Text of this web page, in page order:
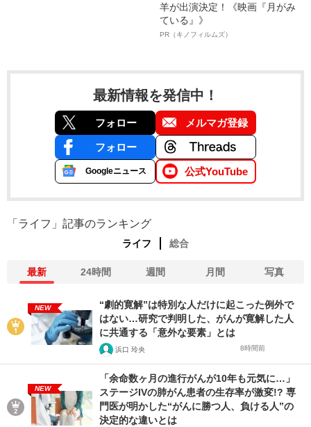
羊が出演決定！《映画『月がみ
ている』》
PR（キノフィルムズ）
最新情報を発信中！
フォロー メルマガ登録
フォロー
Googleニュース 公式YouTube
「ライフ」記事のランキング
ライフ 総合
最新 24時間 週間 月間 写真
NEW
“劇的寛解”は特別な人だけに起こった例外で
はない…研究で判明した、がんが寛解した人
に共通する「意外な要素」とは
浜口 玲央 8時間前
NEW
「余命数ヶ月の進行がんが10年も元気に…」
ステージIVの肺がん患者の生存率が激変!? 専
門医が明かした“がんに勝つ人、負ける人”の
決定的な違いとは